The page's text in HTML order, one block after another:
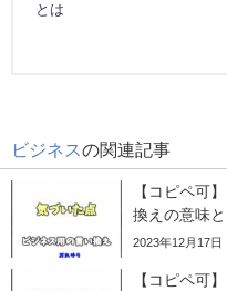
とは
ビジネスの関連記事
【コピペ可
換えの意味
2023年12月17日
【コピペ可